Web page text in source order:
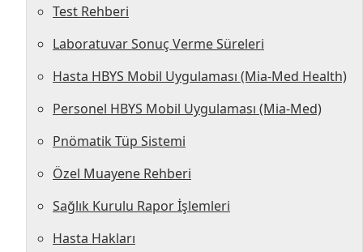
Test Rehberi
Laboratuvar Sonuç Verme Süreleri
Hasta HBYS Mobil Uygulaması (Mia-Med Health)
Personel HBYS Mobil Uygulaması (Mia-Med)
Pnömatik Tüp Sistemi
Özel Muayene Rehberi
Sağlık Kurulu Rapor İşlemleri
Hasta Hakları